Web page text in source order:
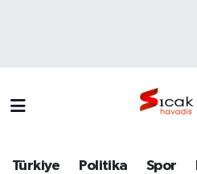
Türkiye Politika Spor